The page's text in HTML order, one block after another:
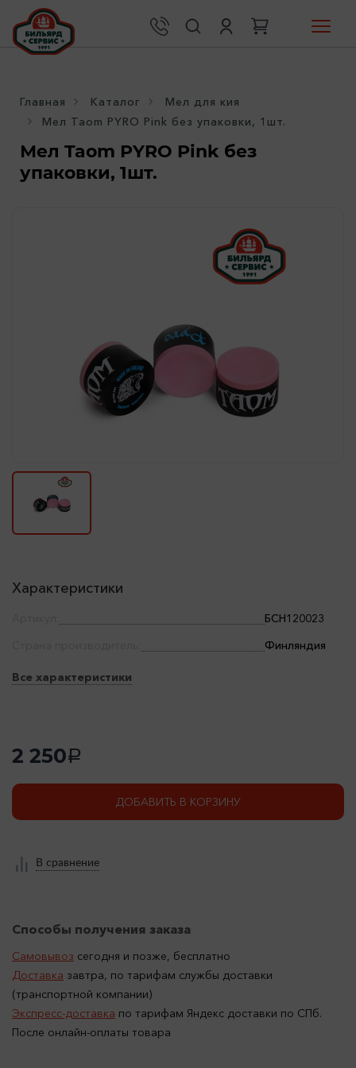
Главная Каталог
Мел для кия
Мел Taom PYRO Pink без упаковки, 1шт.
Мел Taom PYRO Pink без
упаковки, 1шт.
Характеристики
БСН120023
Финляндия
Все характеристики
2 250a
ДОБАВИТЬ В КОРЗИНУ
В сравнение
Способы получения заказа
Самовывоз сегодня и позже, бесплатно
Доставка завтра, по тарифам службы доставки
(транспортной компании)
Экспресс-доставка по тарифам Яндекс доставки по СПб.
После онлайн-оплаты товара